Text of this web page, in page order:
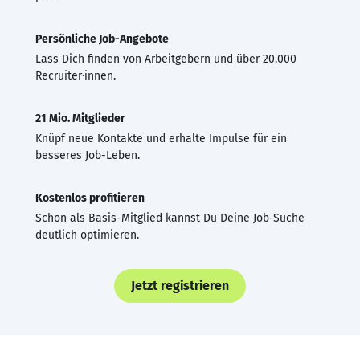
Persönliche Job-Angebote
Lass Dich finden von Arbeitgebern und über 20.000
Recruiter·innen.
21 Mio. Mitglieder
Knüpf neue Kontakte und erhalte Impulse für ein
besseres Job-Leben.
Kostenlos profitieren
Schon als Basis-Mitglied kannst Du Deine Job-Suche
deutlich optimieren.
Jetzt registrieren